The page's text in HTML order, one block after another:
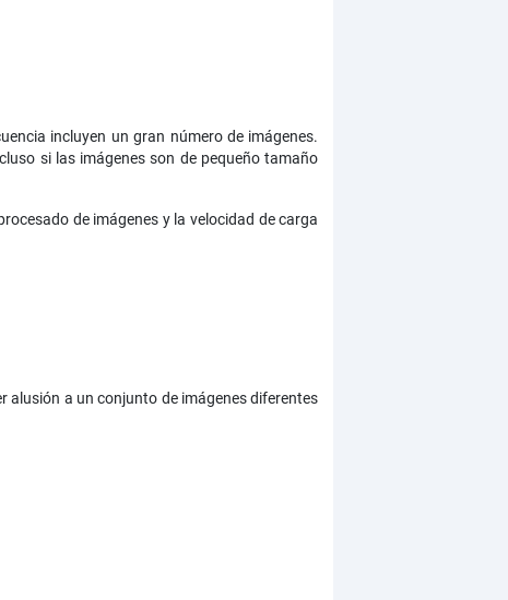
incluyen un gran número de imágenes.
si las imágenes son de pequeño tamaño
de imágenes y la velocidad de carga
alusión a un conjunto de imágenes diferentes